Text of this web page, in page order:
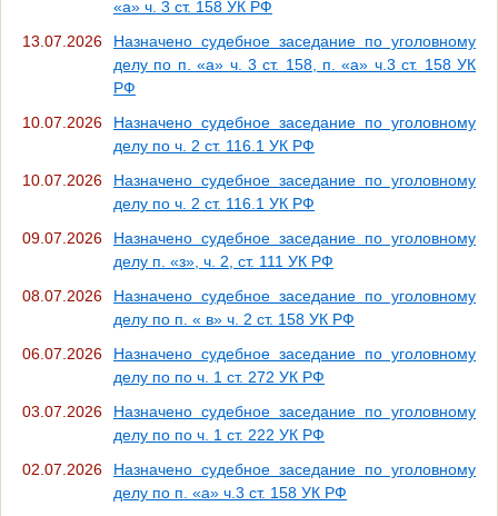
«а» ч. 3 ст. 158 УК РФ
13.07.2026
Назначено судебное заседание по уголовному
делу по п. «а» ч. 3 ст. 158, п. «а» ч.3 ст. 158 УК
РФ
10.07.2026
Назначено судебное заседание по уголовному
делу по ч. 2 ст. 116.1 УК РФ
10.07.2026
Назначено судебное заседание по уголовному
делу по ч. 2 ст. 116.1 УК РФ
09.07.2026
Назначено судебное заседание по уголовному
делу п. «з», ч. 2, ст. 111 УК РФ
08.07.2026
Назначено судебное заседание по уголовному
делу по п. « в» ч. 2 ст. 158 УК РФ
06.07.2026
Назначено судебное заседание по уголовному
делу по по ч. 1 ст. 272 УК РФ
03.07.2026
Назначено судебное заседание по уголовному
делу по по ч. 1 ст. 222 УК РФ
02.07.2026
Назначено судебное заседание по уголовному
делу по п. «а» ч.3 ст. 158 УК РФ